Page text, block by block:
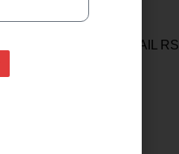
CASCO MTB IXS TRAIL RS